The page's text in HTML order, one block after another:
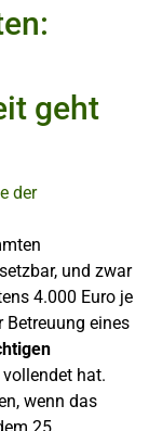
geht
und zwar
4.000 Euro je
eines
hat.
wenn das